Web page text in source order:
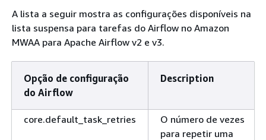
A lista a seguir mostra as configurações disponíveis na
lista suspensa para tarefas do Airflow no Amazon
MWAA para Apache Airflow v2 e v3.
Opção de configuração
do Airflow
Description
core.default_task_retries
O número de vezes
para repetir uma